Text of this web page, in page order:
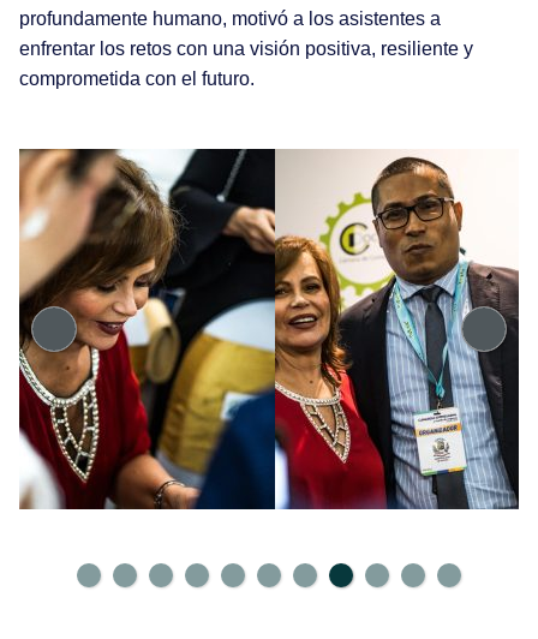
profundamente humano, motivó a los asistentes a
enfrentar los retos con una visión positiva, resiliente y
comprometida con el futuro.